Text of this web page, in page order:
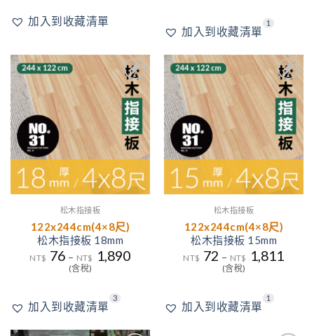
加入到收藏清單
加入到收藏清單
1
加入
到收
藏清
單
3
松木指接板
122x244cm(4×8尺)
松木指接板 18mm
NT$ 76 – NT$ 1,890
(含稅)
加入到收藏清單
3
加入
到收
藏清
單
1
松木指接板
122x244cm(4×8尺)
松木指接板 15mm
NT$ 72 – NT$ 1,811
(含稅)
加入到收藏清單
1